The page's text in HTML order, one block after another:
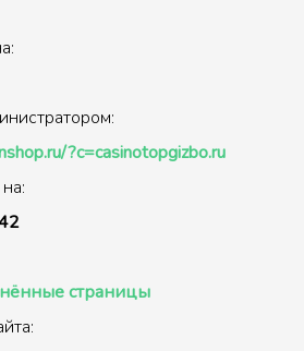
?c=casinotopgizbo.ru
страницы